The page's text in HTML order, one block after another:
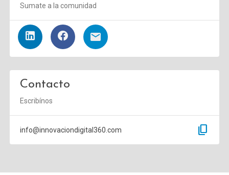
Sumate a la comunidad
Contacto
Escribínos
info@innovaciondigital360.com content_copy